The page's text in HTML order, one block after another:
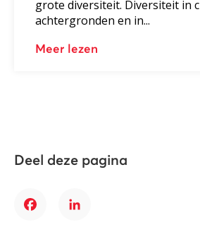
grote diversiteit. Diversiteit in
achtergronden en in...
Meer lezen
Deel deze pagina
FacebookLinkedIn